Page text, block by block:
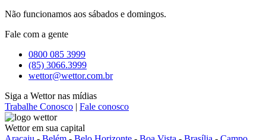
Não funcionamos aos sábados e domingos.
Fale com a gente
0800 085 3999
(85) 3066.3999
wettor@wettor.com.br
Siga a Wettor nas mídias
Trabalhe Conosco | Fale conosco
Wettor em sua capital